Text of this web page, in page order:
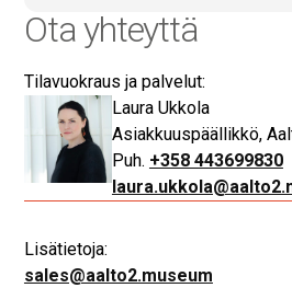
Ota yhteyttä
Tilavuokraus ja palvelut:
Laura Ukkola
Asiakkuuspäällikkö,
+358 443699830
Lisätietoja:
sales@aalto2.museum